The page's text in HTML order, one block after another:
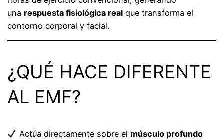
una respuesta fisiológica real que transforma el
contorno corporal y facial.
¿QUÉ HACE DIFERENTE
AL EMF?
Actúa directamente sobre el músculo profundo